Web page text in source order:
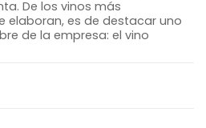
De los vinos más
elaboran, es de destacar uno
de la empresa: el vino